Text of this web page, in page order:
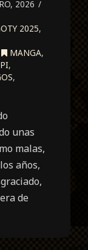
2026
2025,
MANGA,
,
,
unas
malas,
años,
de